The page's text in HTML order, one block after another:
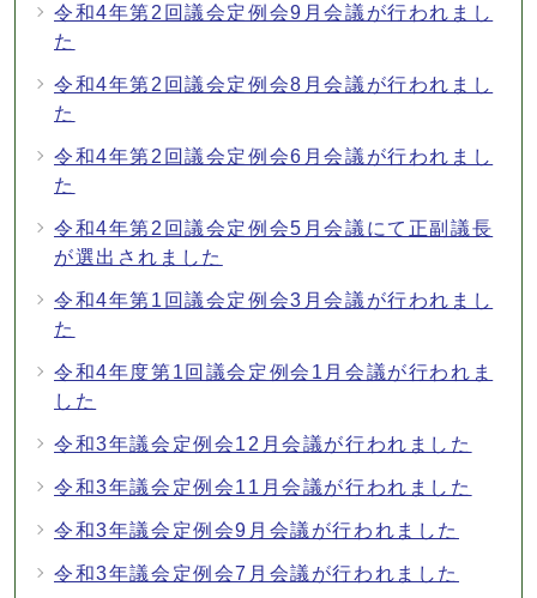
令和4年第2回議会定例会9月会議が行われまし
た
令和4年第2回議会定例会8月会議が行われまし
た
令和4年第2回議会定例会6月会議が行われまし
た
令和4年第2回議会定例会5月会議にて正副議長
が選出されました
令和4年第1回議会定例会3月会議が行われまし
た
令和4年度第1回議会定例会1月会議が行われま
した
令和3年議会定例会12月会議が行われました
令和3年議会定例会11月会議が行われました
令和3年議会定例会9月会議が行われました
令和3年議会定例会7月会議が行われました